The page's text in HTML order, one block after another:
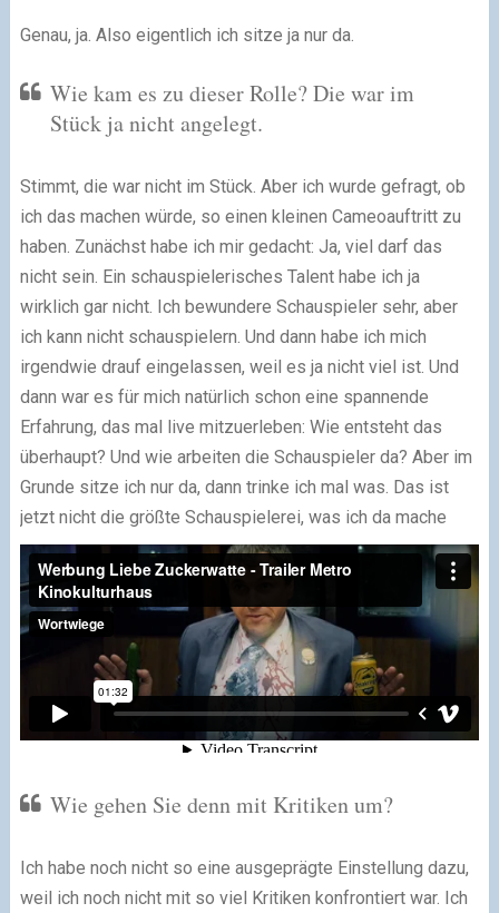
Genau, ja. Also eigentlich ich sitze ja nur da.
Wie kam es zu dieser Rolle? Die war im
Stück ja nicht angelegt.
Stimmt, die war nicht im Stück. Aber ich wurde gefragt, ob
ich das machen würde, so einen kleinen Cameoauftritt zu
haben. Zunächst habe ich mir gedacht: Ja, viel darf das
nicht sein. Ein schauspielerisches Talent habe ich ja
wirklich gar nicht. Ich bewundere Schauspieler sehr, aber
ich kann nicht schauspielern. Und dann habe ich mich
irgendwie drauf eingelassen, weil es ja nicht viel ist. Und
dann war es für mich natürlich schon eine spannende
Erfahrung, das mal live mitzuerleben: Wie entsteht das
überhaupt? Und wie arbeiten die Schauspieler da? Aber im
Grunde sitze ich nur da, dann trinke ich mal was. Das ist
jetzt nicht die größte Schauspielerei, was ich da mache
Wie gehen Sie denn mit Kritiken um?
Ich habe noch nicht so eine ausgeprägte Einstellung dazu,
weil ich noch nicht mit so viel Kritiken konfrontiert war. Ich